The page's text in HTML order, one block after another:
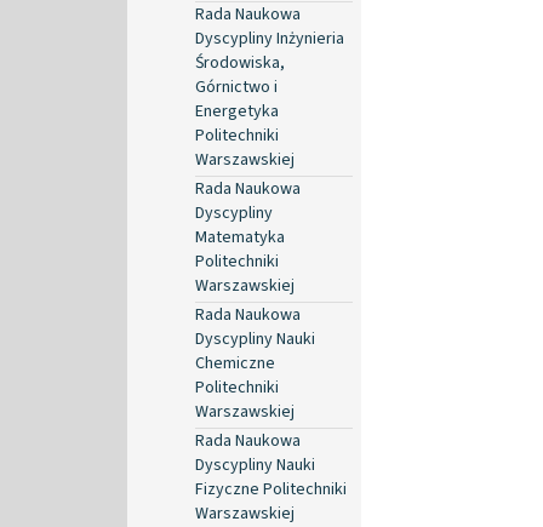
Rada Naukowa
Dyscypliny Inżynieria
Środowiska,
Górnictwo i
Energetyka
Politechniki
Warszawskiej
Rada Naukowa
Dyscypliny
Matematyka
Politechniki
Warszawskiej
Rada Naukowa
Dyscypliny Nauki
Chemiczne
Politechniki
Warszawskiej
Rada Naukowa
Dyscypliny Nauki
Fizyczne Politechniki
Warszawskiej